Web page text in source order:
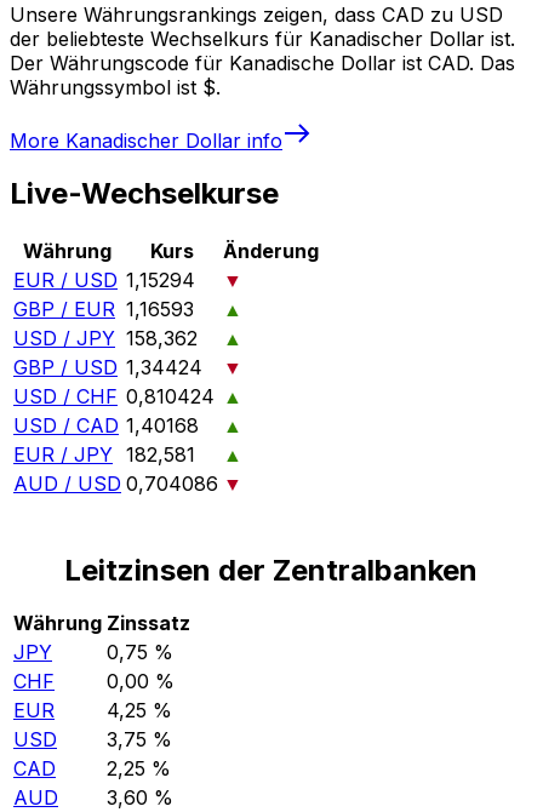
Unsere Währungsrankings zeigen, dass CAD zu USD
der beliebteste Wechselkurs für Kanadischer Dollar ist.
Der Währungscode für Kanadische Dollar ist CAD. Das
Währungssymbol ist $.
More Kanadischer Dollar info
Live-Wechselkurse
Währung Kurs
Änderung
EUR / USD 1,15294
▼
GBP / EUR 1,16593
▲
USD / JPY 158,362
▲
GBP / USD 1,34424
▼
USD / CHF 0,810424 ▲
USD / CAD 1,40168
▲
EUR / JPY 182,581
▲
AUD / USD 0,704086 ▼
Leitzinsen der Zentralbanken
Währung Zinssatz
JPY
0,75 %
CHF
0,00 %
EUR
4,25 %
USD
3,75 %
CAD
2,25 %
AUD
3,60 %